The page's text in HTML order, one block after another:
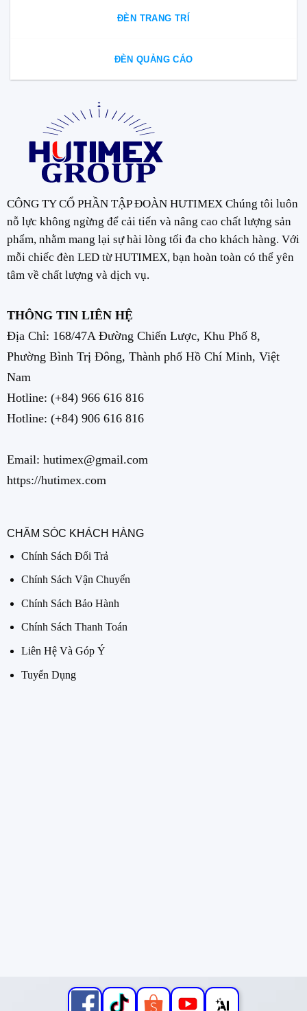
ĐÈN TRANG TRÍ
ĐÈN QUẢNG CÁO
CÔNG TY CỔ PHẦN TẬP ĐOÀN HUTIMEX Chúng tôi luôn
nỗ lực không ngừng để cải tiến và nâng cao chất lượng sản
phẩm, nhằm mang lại sự hài lòng tối đa cho khách hàng. Với
mỗi chiếc đèn LED từ HUTIMEX, bạn hoàn toàn có thể yên
tâm về chất lượng và dịch vụ.
THÔNG TIN LIÊN HỆ
Địa Chỉ: 168/47A Đường Chiến Lược, Khu Phố 8,
Phường Bình Trị Đông, Thành phố Hồ Chí Minh, Việt
Nam
Hotline: (+84) 966 616 816
Hotline: (+84) 906 616 816
Email: hutimex@gmail.com
https://hutimex.com
CHĂM SÓC KHÁCH HÀNG
Chính Sách Đổi Trả
Chính Sách Vận Chuyển
Chính Sách Bảo Hành
Chính Sách Thanh Toán
Liên Hệ Và Góp Ý
Tuyển Dụng